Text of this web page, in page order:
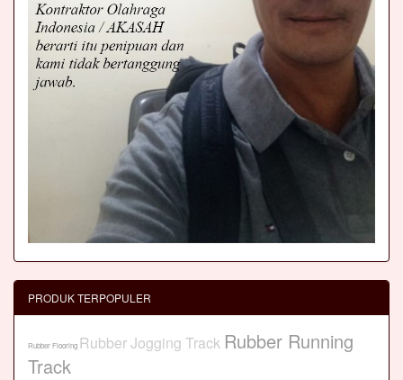
PRODUK TERPOPULER
Rubber Flooring Rubber Jogging Track Rubber Running
Track